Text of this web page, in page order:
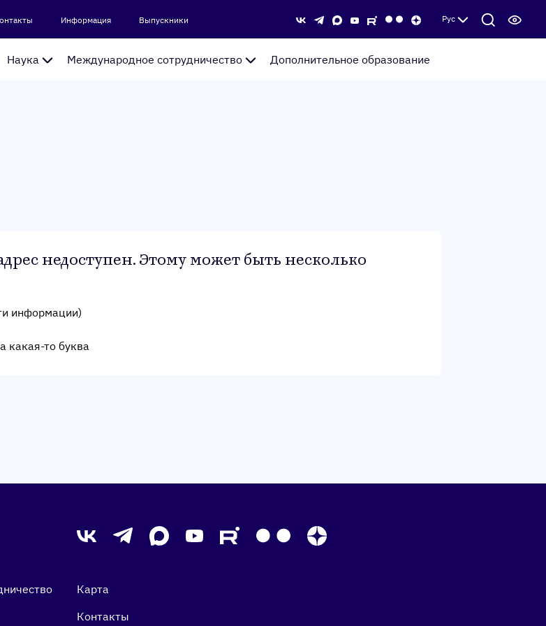
Информация Выпускники Рус
Наука Международное сотрудничество Дополнительное образование
недоступен. Этому может быть несколько
информации)
какая-то буква
Карта
Контакты